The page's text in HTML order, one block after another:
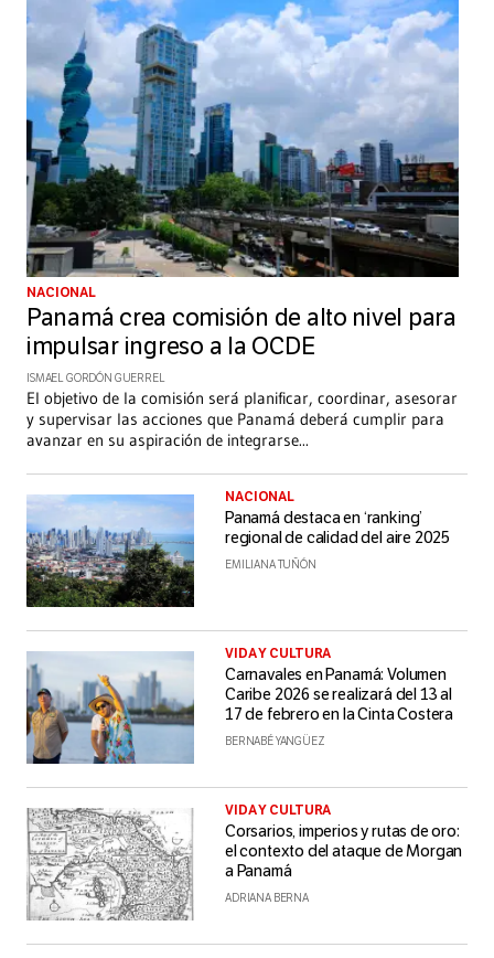
NACIONAL
Panamá crea comisión de alto nivel para
impulsar ingreso a la OCDE
ISMAEL GORDÓN GUERREL
El objetivo de la comisión será planificar, coordinar, asesorar
y supervisar las acciones que Panamá deberá cumplir para
avanzar en su aspiración de integrarse...
NACIONAL
Panamá destaca en ‘ranking’
regional de calidad del aire 2025
EMILIANA TUÑÓN
VIDA Y CULTURA
Carnavales en Panamá: Volumen
Caribe 2026 se realizará del 13 al
17 de febrero en la Cinta Costera
BERNABÉ YANGÜEZ
VIDA Y CULTURA
Corsarios, imperios y rutas de oro:
el contexto del ataque de Morgan
a Panamá
ADRIANA BERNA